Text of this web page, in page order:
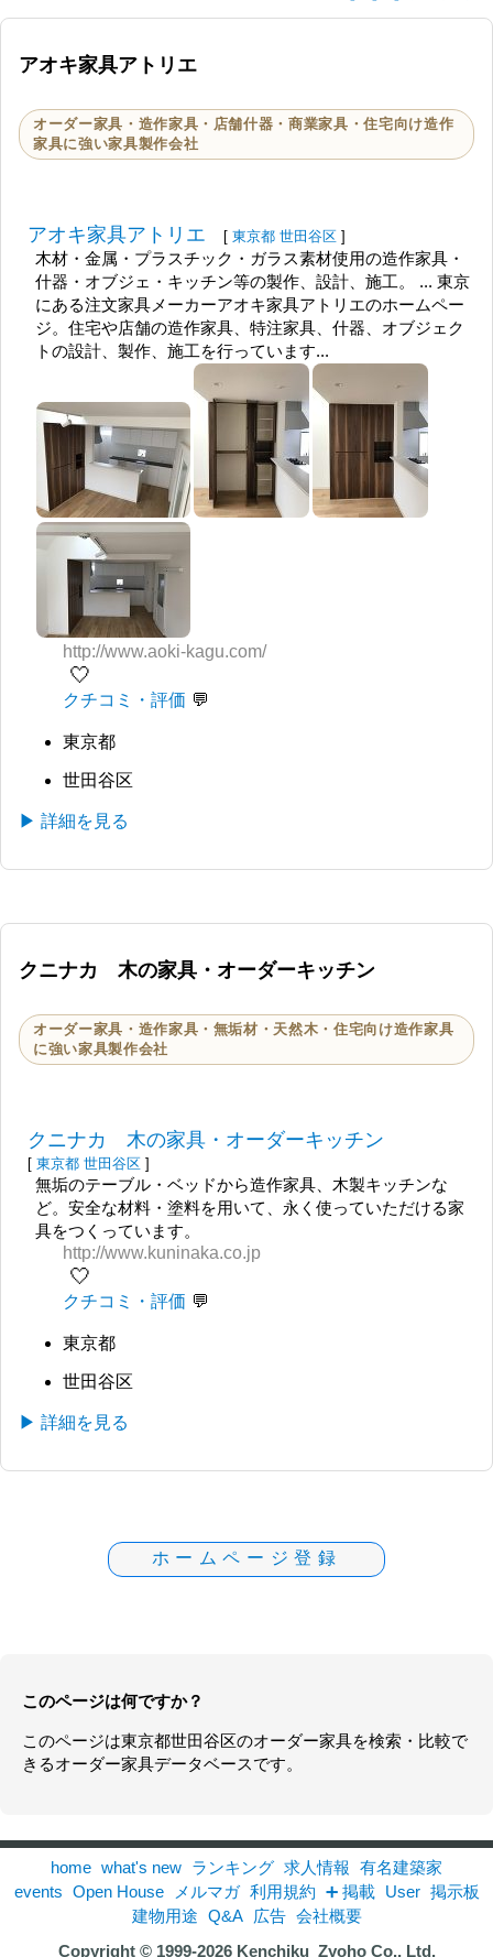
アオキ家具アトリエ
オーダー家具・造作家具・店舗什器・商業家具・住宅向け造作
家具に強い家具製作会社
アオキ家具アトリエ [ 東京都 世田谷区 ]
木材・金属・プラスチック・ガラス素材使用の造作家具・
什器・オブジェ・キッチン等の製作、設計、施工。 ... 東京
にある注文家具メーカーアオキ家具アトリエのホームペー
ジ。住宅や店舗の造作家具、特注家具、什器、オブジェク
トの設計、製作、施工を行っています...
http://www.aoki-kagu.com/
🤍
クチコミ・評価
東京都
世田谷区
▶ 詳細を見る
クニナカ 木の家具・オーダーキッチン
オーダー家具・造作家具・無垢材・天然木・住宅向け造作家具
に強い家具製作会社
クニナカ 木の家具・オーダーキッチン
[ 東京都 世田谷区 ]
無垢のテーブル・ベッドから造作家具、木製キッチンな
ど。安全な材料・塗料を用いて、永く使っていただける家
具をつくっています。
http://www.kuninaka.co.jp
🤍
クチコミ・評価
東京都
世田谷区
▶ 詳細を見る
ホームページ登録
このページは何ですか？
このページは東京都世田谷区のオーダー家具を検索・比較で
きるオーダー家具データベースです。
home what's new ランキング 求人情報 有名建築家
events Open House メルマガ 利用規約 ➕ 掲載 User 掲示板
建物用途 Q&A 広告 会社概要
Copyright © 1999-2026 Kenchiku_Zyoho Co., Ltd.